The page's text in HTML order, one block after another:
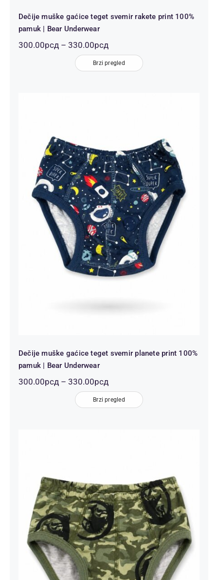
Dečije muške gaćice teget svemir rakete print 100%
pamuk | Bear Underwear
300.00рсд – 330.00рсдРаспон
цена:
од
300.00рсд
Brzi pregled
Dečije muške gaćice teget svemir
planete print 100% pamuk | Bear
Underwear
Dečije muške gaćice teget svemir planete print 100%
pamuk | Bear Underwear
300.00рсд – 330.00рсдРаспон
цена:
од
300.00рсд
Brzi pregled
Dečije gaćice maskirne dinosaurus
print 100% pamuk | Bear
Underwear